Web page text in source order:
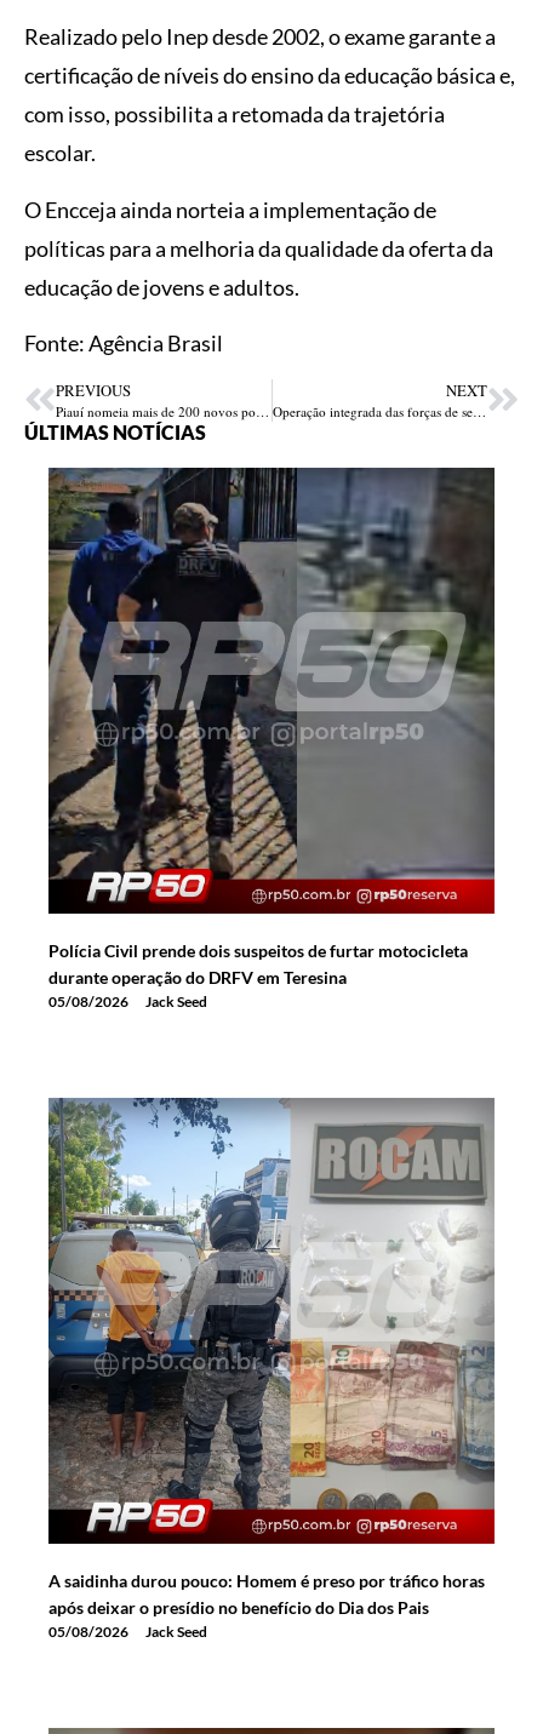
Realizado pelo Inep desde 2002, o exame garante a
certificação de níveis do ensino da educação básica e,
com isso, possibilita a retomada da trajetória
escolar.
O Encceja ainda norteia a implementação de
políticas para a melhoria da qualidade da oferta da
educação de jovens e adultos.
Fonte: Agência Brasil
PREVIOUS
Piauí nomeia mais de 200 novos policiais penais e fortalece sistema penitenciário
NEXT
Operação integrada das forças de segurança combate tráfico de drogas em Teresina
ÚLTIMAS NOTÍCIAS
Polícia Civil prende dois suspeitos de furtar motocicleta
durante operação do DRFV em Teresina
05/08/2026 Jack Seed
A saidinha durou pouco: Homem é preso por tráfico horas
após deixar o presídio no benefício do Dia dos Pais
05/08/2026 Jack Seed